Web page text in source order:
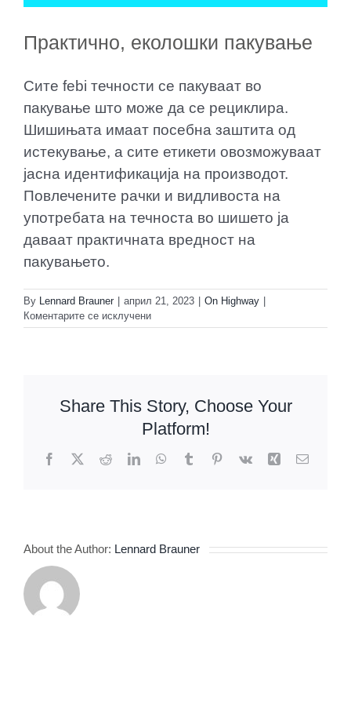
Практично, еколошки пакување
Сите febi течности се пакуваат во
пакување што може да се рециклира.
Шишињата имаат посебна заштита од
истекување, а сите етикети овозможуваат
јасна идентификација на производот.
Повлечените рачки и видливоста на
употребата на течноста во шишето ја
даваат практичната вредност на
пакувањето.
By Lennard Brauner | април 21, 2023 | On Highway |
Коментарите се исклученина
Практично,
Share This Story, Choose Your
Platform!
Facebook
X RedditLinkedInWhatsApp
TumblrPinterest
Vk Xing Email
About the Author: Lennard Brauner